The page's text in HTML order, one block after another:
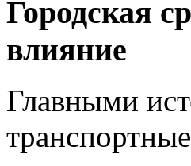
Городская
влияние
Главными